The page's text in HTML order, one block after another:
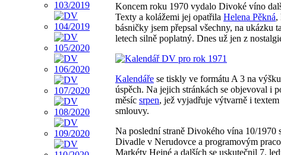
Koncem roku 1970 vydalo Divoké víno
Texty a kolážemi jej opatřila Helena Pěkná,
básničky jsem přepsal všechny, na
letech silně poplatný. Dnes už jen z
Kalendáře se tiskly ve formátu A 3 na
úspěch. Na jejich stránkách se objevoval i
měsíc srpen, jež vyjadřuje výtvarně i
smlouvy.
Na poslední straně Divokého vína 10/1970
Divadle v Nerudovce a programovým
Markéty Hejné a dalších se uskutečnil 7.